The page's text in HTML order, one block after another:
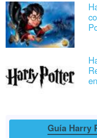
Guía Harry